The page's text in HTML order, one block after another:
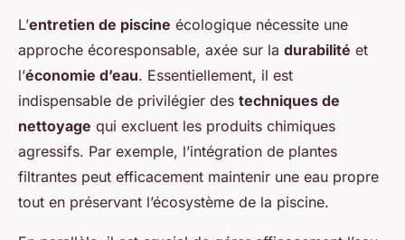
L’entretien de piscine écologique nécessite une
approche écoresponsable, axée sur la durabilité et
l’économie d’eau. Essentiellement, il est
indispensable de privilégier des techniques de
nettoyage qui excluent les produits chimiques
agressifs. Par exemple, l’intégration de plantes
filtrantes peut efficacement maintenir une eau propre
tout en préservant l’écosystème de la piscine.